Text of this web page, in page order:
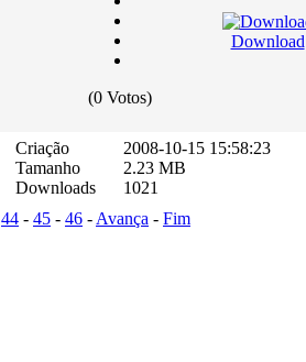
(0 Votos)
Download
Criação
Tamanho
Downloads
2008-10-15 15:58:23
2.23 MB
1021
44 - 45 - 46 -Avança - Fim